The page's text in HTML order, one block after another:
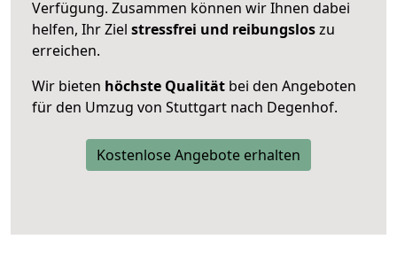
Verfügung. Zusammen können wir Ihnen dabei
helfen, Ihr Ziel stressfrei und reibungsloszu
erreichen.
Wir bieten höchste Qualität bei den Angeboten
für den Umzug von Stuttgart nach Degenhof.
Kostenlose Angebote erhalten